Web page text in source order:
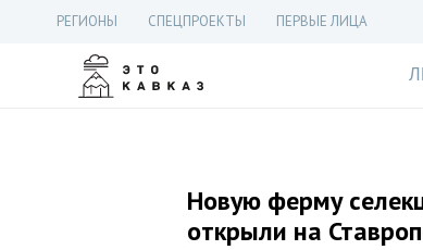
РЕГИОНЫ СПЕЦПРОЕКТЫ ПЕРВЫЕ ЛИЦА
Новую ферму
открыли на